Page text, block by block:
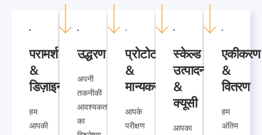
परामर्श
&
डिज़ाइन
हम
आपकी
उद्धरण
अपनी
तकनीकी
आवश्यकताओं
का
प्रोटोटाइप
&
मान्यकरण
आपके
परीक्षण
स्केल्ड
उत्पादन
&
क्यूसी
आपका
एकीकरण
&
वितरण
हम
अंतिम